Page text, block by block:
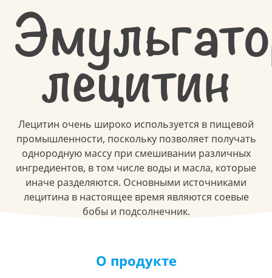
лецитин
Лецитин очень широко используется в пищевой
промышленности, поскольку позволяет получать
однородную массу при смешивании различных
ингредиентов, в том числе воды и масла, которые
иначе разделяются. Основными источниками
лецитина в настоящее время являются соевые
бобы и подсолнечник.
О продукте